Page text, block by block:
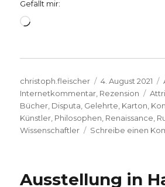
Gefällt mir:
Wird
Autor
christoph.fleischer
Veröffentlicht
am
4. August 2021
Internetkommentar, Rezension
Bücher, Disputa, Gelehrte, Karton,
Künstler, Philosophen, Renaissance,
Wissenschaftler
Schreibe einen
Ausstellung in